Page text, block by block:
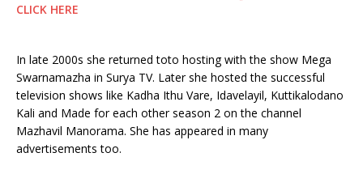
CLICK HERE
In late 2000s she returned toto hosting with the show Mega
Swarnamazha in Surya TV. Later she hosted the successful
television shows like Kadha Ithu Vare, Idavelayil, Kuttikalodano
Kali and Made for each other season 2 on the channel
Mazhavil Manorama. She has appeared in many
advertisements too.